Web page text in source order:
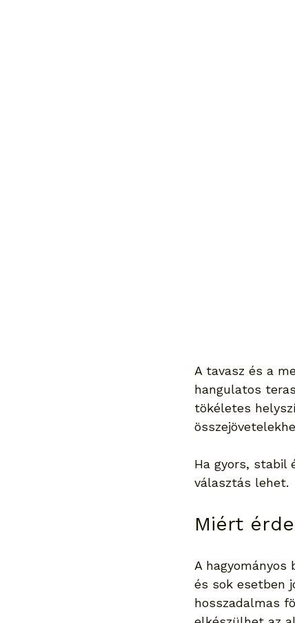
A tavasz és a
hangulatos
tökéletes
Ha gyors, stabil
választás lehet.
Miért
A
és sok esetben
hosszadalmas